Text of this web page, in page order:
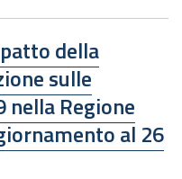
della
sulle
nella Regione
al 26